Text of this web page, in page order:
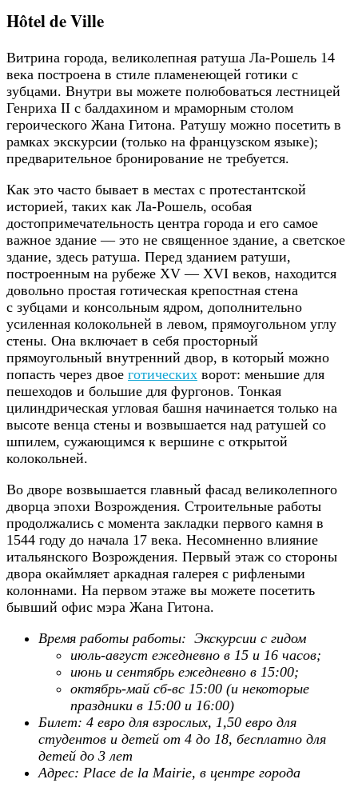
Hôtel de Ville
Витрина города, великолепная ратуша Ла-Рошель 14
века построена в стиле пламенеющей готики с
зубцами. Внутри вы можете полюбоваться лестницей
Генриха II с балдахином и мраморным столом
героического Жана Гитона. Ратушу можно посетить в
рамках экскурсии (только на французском языке);
предварительное бронирование не требуется.
Как это часто бывает в местах с протестантской
историей, таких как Ла-Рошель, особая
достопримечательность центра города и его самое
важное здание — это не священное здание, а светское
здание, здесь ратуша. Перед зданием ратуши,
построенным на рубеже XV — XVI веков, находится
довольно простая готическая крепостная стена
с зубцами и консольным ядром, дополнительно
усиленная колокольней в левом, прямоугольном углу
стены. Она включает в себя просторный
прямоугольный внутренний двор, в который можно
попасть через двое готических ворот: меньшие для
пешеходов и большие для фургонов. Тонкая
цилиндрическая угловая башня начинается только на
высоте венца стены и возвышается над ратушей со
шпилем, сужающимся к вершине с открытой
колокольней.
Во дворе возвышается главный фасад великолепного
дворца эпохи Возрождения. Строительные работы
продолжались с момента закладки первого камня в
1544 году до начала 17 века. Несомненно влияние
итальянского Возрождения. Первый этаж со стороны
двора окаймляет аркадная галерея с рифлеными
колоннами. На первом этаже вы можете посетить
бывший офис мэра Жана Гитона.
Время работы работы: Экскурсии с гидом
июль-август ежедневно в 15 и 16 часов;
июнь и сентябрь ежедневно в 15:00;
октябрь-май сб-вс 15:00 (и некоторые
праздники в 15:00 и 16:00)
Билет: 4 евро для взрослых, 1,50 евро для
студентов и детей от 4 до 18, бесплатно для
детей до 3 лет
Адрес: Place de la Mairie, в центре города